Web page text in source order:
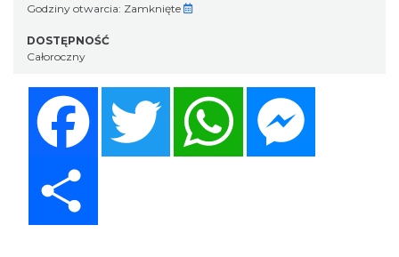
Godziny otwarcia: Zamknięte
DOSTĘPNOŚĆ
Całoroczny
Twitter WhatsApp